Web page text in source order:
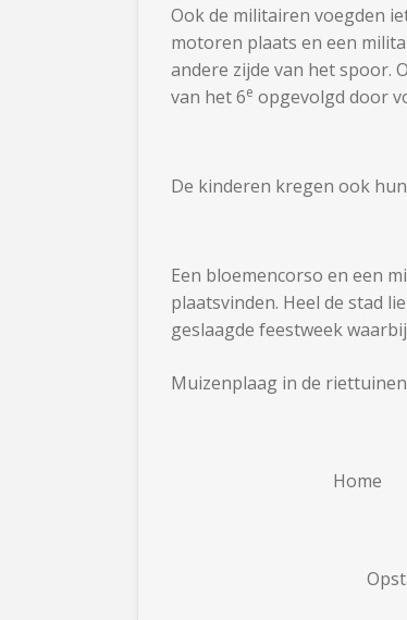
Ook de militairen voegden
motoren plaats en een
andere zijde van het spoor.
van het 6e opgevolgd door
De kinderen kregen ook
Een bloemencorso en een
plaatsvinden. Heel de stad
geslaagde feestweek
Muizenplaag in de riettuinen
Home